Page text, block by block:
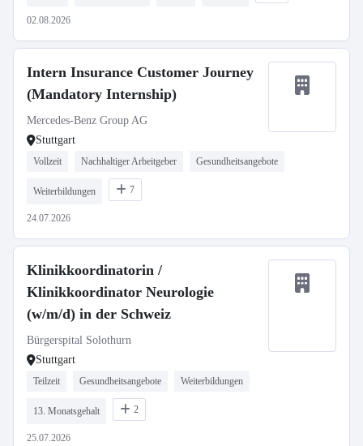
02.08.2026
Intern Insurance Customer Journey
(Mandatory Internship)
Mercedes-Benz Group AG
Stuttgart
Vollzeit Nachhaltiger Arbeitgeber Gesundheitsangebote
Weiterbildungen 7
24.07.2026
Klinikkoordinatorin /
Klinikkoordinator Neurologie
(w/m/d) in der Schweiz
Bürgerspital Solothurn
Stuttgart
Teilzeit Gesundheitsangebote Weiterbildungen
13. Monatsgehalt 2
25.07.2026